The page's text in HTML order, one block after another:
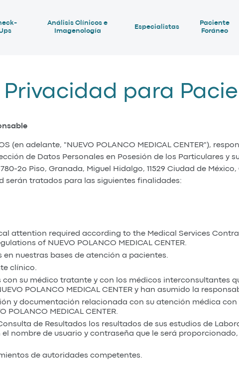
Análisis Clínicos e
Imagenología
Especialistas
Paciente
Foráneo
Privacidad para
(en adelante, "NUEVO POLANCO MEDICAL CENTER"),
de Datos Personales en Posesión de los Particulares y
2o Piso, Granada, Miguel Hidalgo, 11529 Ciudad de
serán tratados para las siguientes finalidades:
attention required according to the Medical Services
of NUEVO POLANCO MEDICAL CENTER.
en nuestras bases de atención a pacientes.
clínico.
su médico tratante y con los médicos interconsultantes
POLANCO MEDICAL CENTER y han asumido la
y documentación relacionada con su atención médica
POLANCO MEDICAL CENTER.
de Resultados los resultados de sus estudios de
nombre de usuario y contraseña que le será
de autoridades competentes.